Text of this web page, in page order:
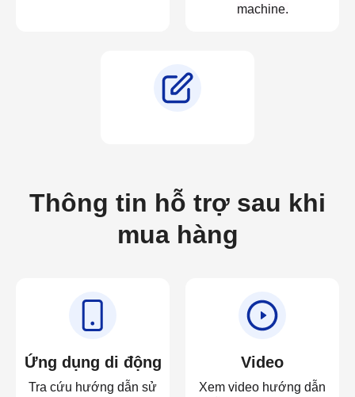
machine.
Thông tin hỗ trợ sau khi
mua hàng
Ứng dụng di động
Tra cứu hướng dẫn sử
Video
Xem video hướng dẫn